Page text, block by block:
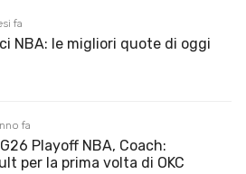
fa
NBA: le migliori quote di oggi
fa
Playoff NBA, Coach:
per la prima volta di OKC